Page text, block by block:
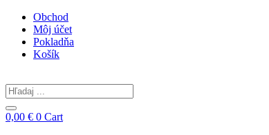
Obchod
Môj účet
Pokladňa
Košík
Search
...
0,00 € 0 Cart